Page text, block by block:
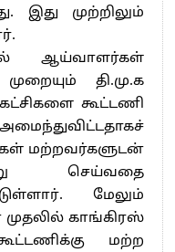
இது முற்றிலும்
ஆய்வாளர்கள்
தி.மு.க
கூட்டணி
மற்றவர்களுடன்
செய்வதை
மேலும்
காங்கிரஸ்
மற்ற